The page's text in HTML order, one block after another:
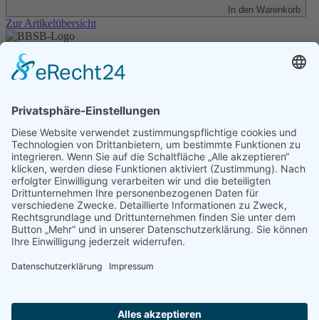
In den Warenkorb
Zur Artikelübersicht
Unser Angebot
Shop
Datenschutz
Kontakt
Transparenzerklärung
BBSB-Inform: täglich aktualisierte Infos
für sehbehinderte und blinde Menschen
Anmeldung Newsletter BBSB-Inform
Unser Newsletter für Unterstützer